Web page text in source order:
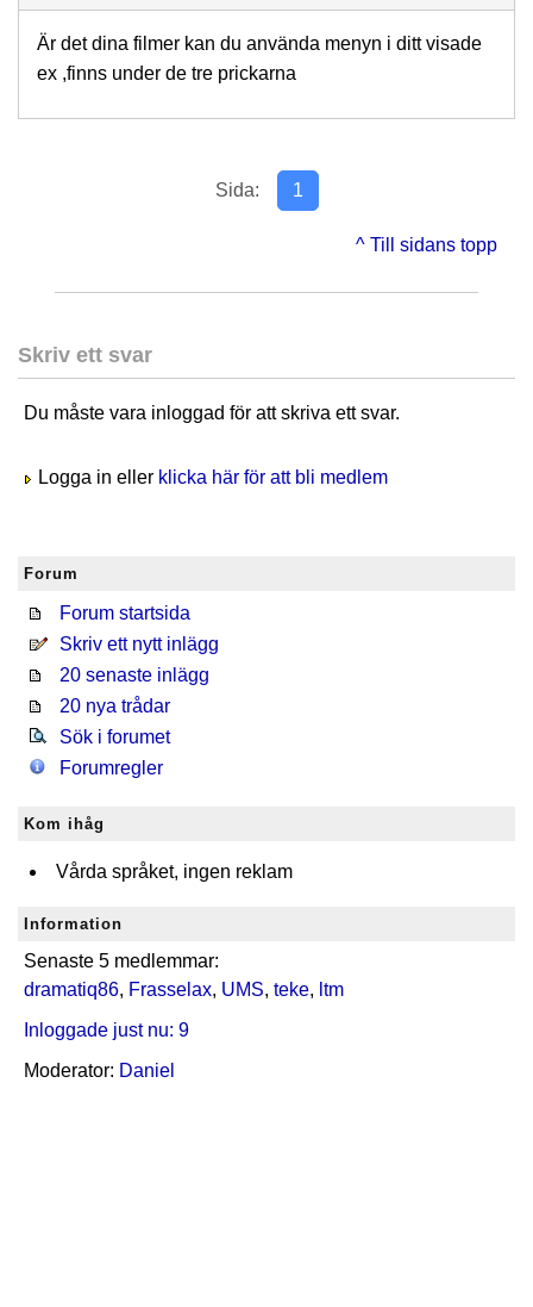
Är det dina filmer kan du använda menyn i ditt visade
ex ,finns under de tre prickarna
Sida: 1
^ Till sidans topp
Skriv ett svar
Du måste vara inloggad för att skriva ett svar.
Logga in eller klicka här för att bli medlem
Forum
Forum startsida
Skriv ett nytt inlägg
20 senaste inlägg
20 nya trådar
Sök i forumet
Forumregler
Kom ihåg
Vårda språket, ingen reklam
Information
Senaste 5 medlemmar:
dramatiq86, Frasselax, UMS, teke, ltm
Inloggade just nu: 9
Moderator: Daniel